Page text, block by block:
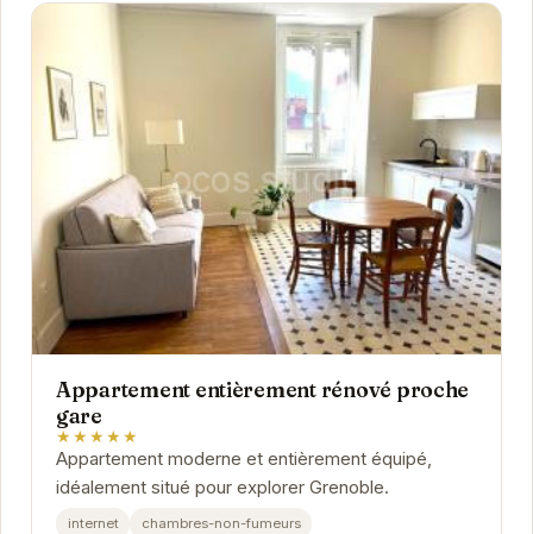
Appartement entièrement rénové proche
gare
★★★★★
Appartement moderne et entièrement équipé,
idéalement situé pour explorer Grenoble.
internet chambres-non-fumeurs